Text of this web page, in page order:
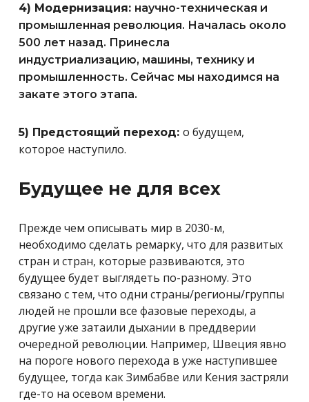
4) Модернизация: научно-техническая и
промышленная революция. Началась около
500 лет назад. Принесла
индустриализацию, машины, технику и
промышленность. Сейчас мы находимся на
закате этого этапа.
5) Предстоящий переход: о будущем,
которое наступило.
Будущее не для всех
Прежде чем описывать мир в 2030-м,
необходимо сделать ремарку, что для развитых
стран и стран, которые развиваются, это
будущее будет выглядеть по-разному. Это
связано с тем, что одни страны/регионы/группы
людей не прошли все фазовые переходы, а
другие уже затаили дыхании в преддверии
очередной революции. Например, Швеция явно
на пороге нового перехода в уже наступившее
будущее, тогда как Зимбабве или Кения застряли
где-то на осевом времени.